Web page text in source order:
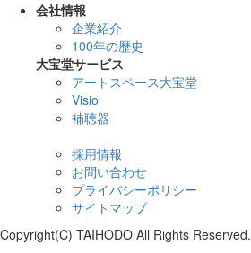
会社情報
企業紹介
100年の歴史
大宝堂サービス
アートスペース大宝堂
Visio
補聴器
採用情報
お問い合わせ
プライバシーポリシー
サイトマップ
Copyright(C) TAIHODO All Rights Reserved.